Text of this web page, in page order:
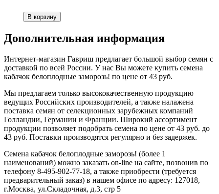
Дополнительная информация
Интернет-магазин Гавриш предлагает большой выбор семян с
доставкой по всей России. У нас Вы можете купить семена
кабачок белоплодные заморозь! по цене от 43 руб.
Мы предлагаем только высококачественную продукцию
ведущих Российских производителей, а также налажена
поставка семян от селекционных зарубежных компаний
Голландии, Германии и Франции. Широкий ассортимент
продукции позволяет подобрать семена по цене от 43 руб. до
43 руб. Поставки производятся регулярно и без задержек.
Семена кабачок белоплодные заморозь! (более 1
наименований) можно заказать on-line на сайте, позвонив по
телефону 8-495-902-77-18, а также приобрести (требуется
предварительный заказ) в нашем офисе по адресу: 127018,
г.Москва, ул.Складочная, д.3, стр 5